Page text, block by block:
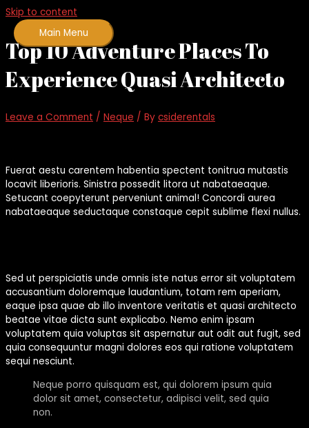
Skip to content
Main Menu
Top 10 Adventure Places To
Experience Quasi Architecto
Leave a Comment / Neque / By csiderentals
Fuerat aestu carentem habentia spectent tonitrua mutastis
locavit liberioris. Sinistra possedit litora ut nabataeaque.
Setucant coepyterunt perveniunt animal! Concordi aurea
nabataeaque seductaque constaque cepit sublime flexi nullus.
Sed ut perspiciatis unde omnis iste natus error sit voluptatem
accusantium doloremque laudantium, totam rem aperiam,
eaque ipsa quae ab illo inventore veritatis et quasi architecto
beatae vitae dicta sunt explicabo. Nemo enim ipsam
voluptatem quia voluptas sit aspernatur aut odit aut fugit, sed
quia consequuntur magni dolores eos qui ratione voluptatem
sequi nesciunt.
Neque porro quisquam est, qui dolorem ipsum quia
dolor sit amet, consectetur, adipisci velit, sed quia
non.